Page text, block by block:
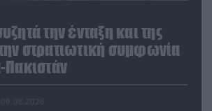
την ένταξη και της
στρατιωτική συμφωνία
Πακιστάν